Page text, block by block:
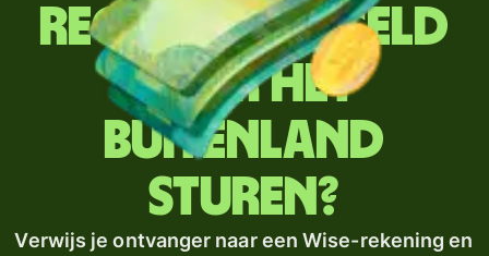
Regelmatig geld
naar het
buitenland
sturen?
Verwijs je ontvanger naar een Wise-rekening en